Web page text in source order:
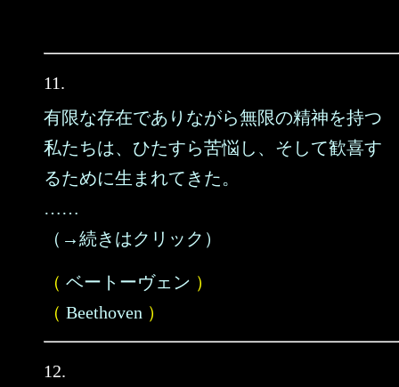
11.
有限な存在でありながら無限の精神を持つ
私たちは、ひたすら苦悩し、そして歓喜す
るために生まれてきた。
……
（→続きはクリック）
（ ベートーヴェン ）
（ Beethoven ）
12.